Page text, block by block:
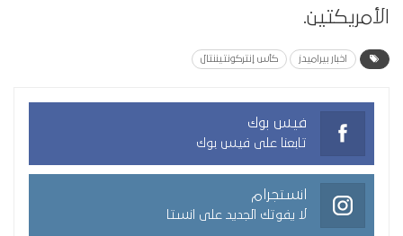
الأمريكتين.
اخبار بيراميدز كأس إنتركونتيننتال
فيس بوك
تابعنا على فيس بوك
انستجرام
لا يفوتك الجديد على انستا